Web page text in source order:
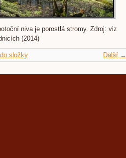
niva je porostlá stromy. Zdroj: viz
(2014)
Další →
složky